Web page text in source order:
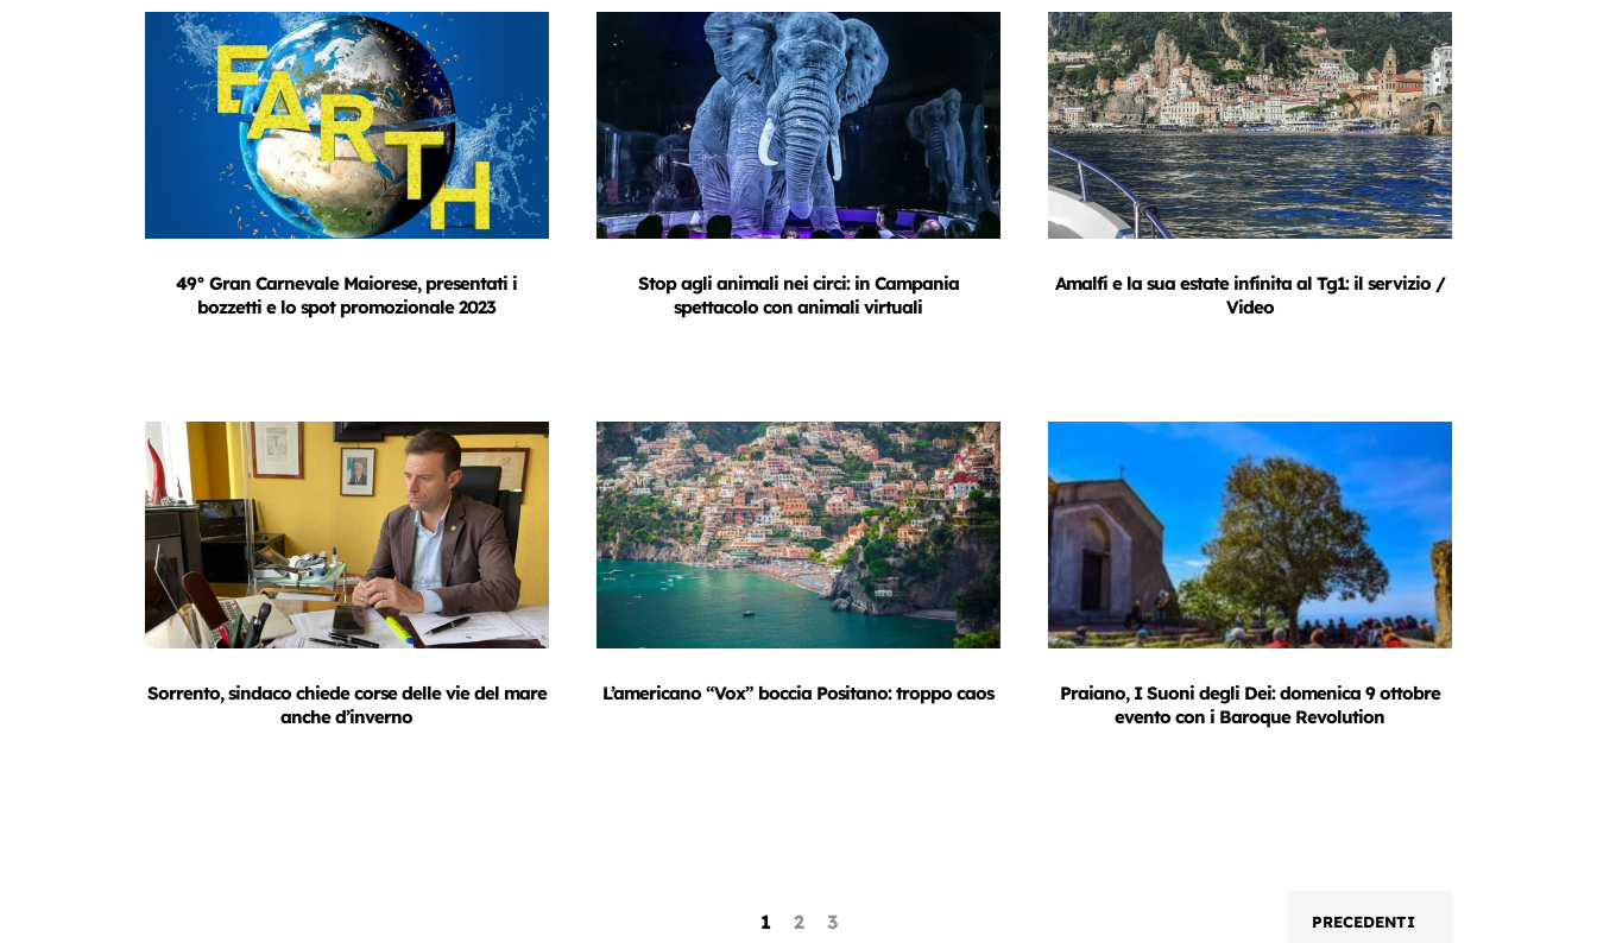
49° Gran Carnevale Maiorese, presentati i
bozzetti e lo spot promozionale 2023
Stop agli animali nei circi: in Campania
spettacolo con animali virtuali
Amalfi e la sua estate infinita al Tg1: il servizio /
Video
Sorrento, sindaco chiede corse delle vie del mare
anche d’inverno
L’americano “Vox” boccia Positano: troppo caos
Praiano, I Suoni degli Dei: domenica 9 ottobre
evento con i Baroque Revolution
1 2 3 PRECEDENTI